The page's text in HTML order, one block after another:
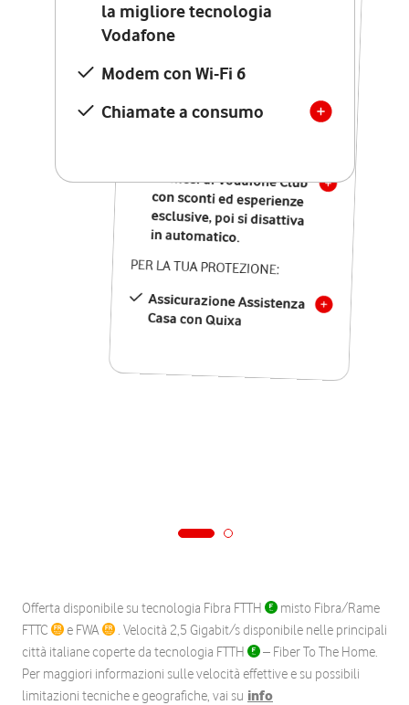
la migliore tecnologia
Vodafone
Modem con Wi-Fi 6
Chiamate a consumo
Vodafone
Modem Seven con Wi-Fi 7
Chiamate illimitate verso
numeri fissi e mobili
nazionali
12 mesi di Vodafone Club
con sconti ed esperienze
esclusive, poi si disattiva
in automatico.
PER LA TUA PROTEZIONE:
Assicurazione Assistenza
Casa con Quixa
Offerta disponibile su tecnologia Fibra FTTH
misto Fibra/Rame
FTTC
e FWA
. Velocità 2,5 Gigabit/s disponibile nelle principali
città italiane coperte da tecnologia FTTH
– Fiber To The Home.
Per maggiori informazioni sulle velocità effettive e su possibili
limitazioni tecniche e geografiche, vai su info